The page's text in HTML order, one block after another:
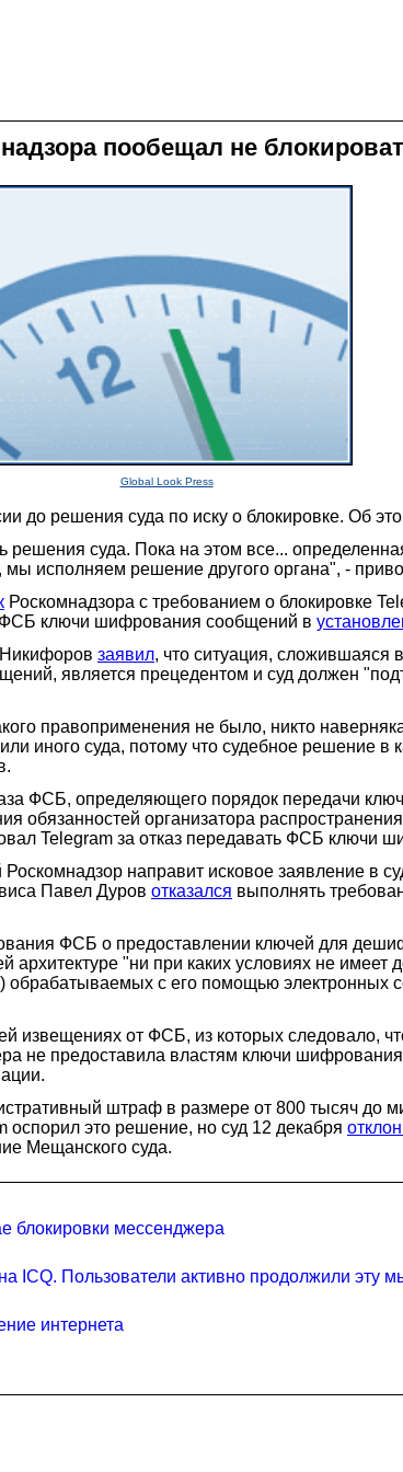
пообещал не
Global Look Press
до решения суда по иску о блокировке. Об
суда. Пока на этом все...
исполняем решение другого органа", -
Роскомнадзора с требованием о блокировке
ФСБ ключи шифрования сообщений в
заявил, что ситуация, сложившаяся
является прецедентом и суд должен
правоприменения не было, никто
иного суда, потому что судебное решение
ФСБ, определяющего порядок передачи
обязанностей организатора
Telegram за отказ передавать ФСБ ключи
направит исковое заявление в
Павел Дуров отказался выполнять
ФСБ о предоставлении ключей для
"ни при каких условиях не
с его помощью электронных
извещениях от ФСБ, из которых следовало,
не предоставила властям ключи
штраф в размере от 800 тысяч до
оспорил это решение, но суд 12 декабря
Мещанского суда.
блокировки мессенджера
ICQ. Пользователи активно продолжили эту
интернета